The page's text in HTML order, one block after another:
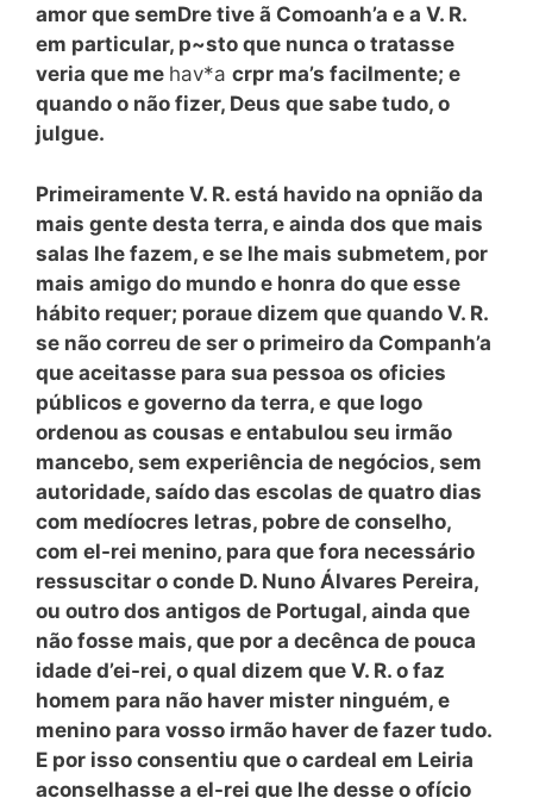
amor que semDre tive ã Comoanh’a e a V. R.
em particular, p~sto que nunca o tratasse
veria que me hav*a crpr ma’s facilmente; e
quando o não fizer, Deus que sabe tudo, o
julgue.
Primeiramente V. R. está havido na opnião da
mais gente desta terra, e ainda dos que mais
salas lhe fazem, e se lhe mais submetem, por
mais amigo do mundo e honra do que esse
hábito requer; poraue dizem que quando V. R.
se não correu de ser o primeiro da Companh’a
que aceitasse para sua pessoa os oficies
públicos e governo da terra, e que logo
ordenou as cousas e entabulou seu irmão
mancebo, sem experiência de negócios, sem
autoridade, saído das escolas de quatro dias
com medíocres letras, pobre de conselho,
com el-rei menino, para que fora necessário
ressuscitar o conde D. Nuno Álvares Pereira,
ou outro dos antigos de Portugal, ainda que
não fosse mais, que por a decênca de pouca
idade d’ei-rei, o qual dizem que V. R. o faz
homem para não haver mister ninguém, e
menino para vosso irmão haver de fazer tudo.
E por isso consentiu que o cardeal em Leiria
aconselhasse a el-rei que lhe desse o ofício